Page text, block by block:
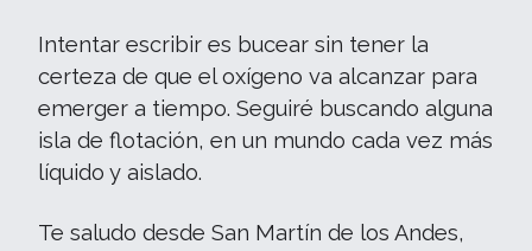
Intentar escribir es bucear sin tener la
certeza de que el oxígeno va alcanzar para
emerger a tiempo. Seguiré buscando alguna
isla de flotación, en un mundo cada vez más
líquido y aislado.
Te saludo desde San Martín de los Andes,